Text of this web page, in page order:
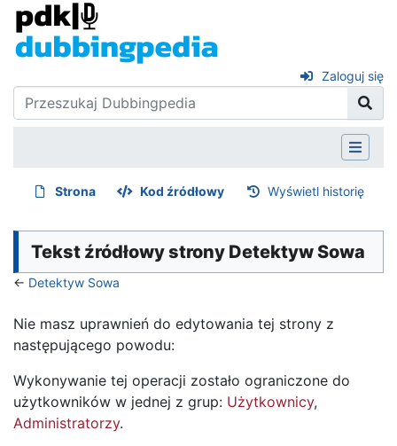
Zaloguj się
Strona Kod źródłowy Wyświetl historię
Tekst źródłowy strony Detektyw Sowa
← Detektyw Sowa
Nie masz uprawnień do edytowania tej strony z
następującego powodu:
Wykonywanie tej operacji zostało ograniczone do
użytkowników w jednej z grup: Użytkownicy,
Administratorzy.